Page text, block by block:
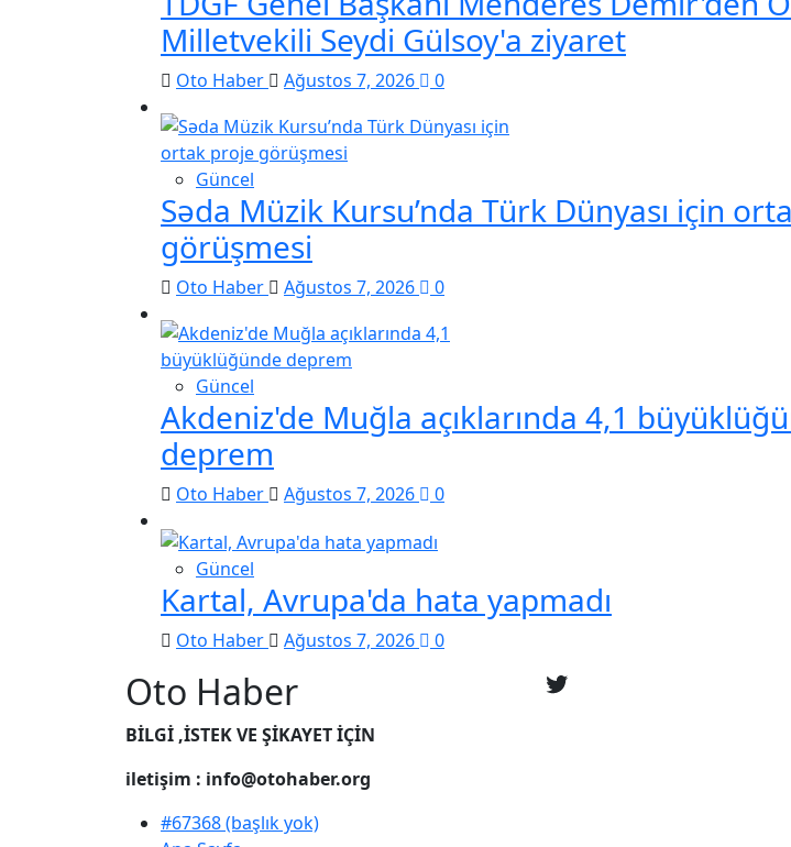
Milletvekili Seydi Gülsoy'a ziyaret
Oto Haber Ağustos 7, 2026 0
Güncel
Səda Müzik Kursu’nda Türk Dünyası için
görüşmesi
Oto Haber Ağustos 7, 2026 0
Güncel
Akdeniz'de Muğla açıklarında 4,1
deprem
Oto Haber Ağustos 7, 2026 0
Güncel
Kartal, Avrupa'da hata yapmadı
Oto Haber Ağustos 7, 2026 0
Oto Haber
BİLGİ ,İSTEK VE ŞİKAYET İÇİN
iletişim : info@otohaber.org
#67368 (başlık yok)